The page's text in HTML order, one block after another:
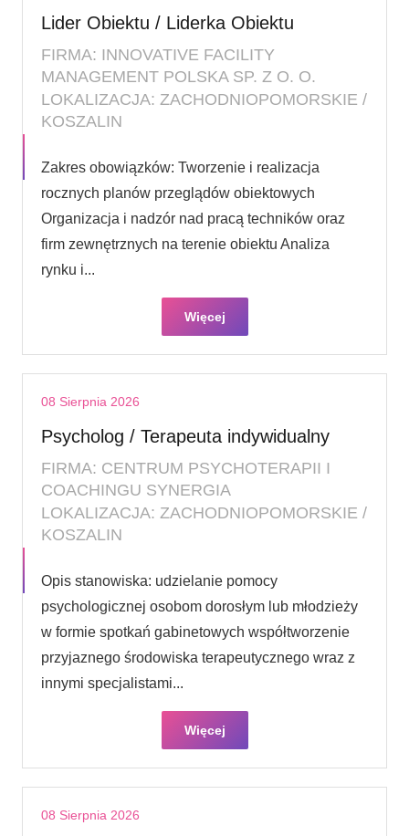
Lider Obiektu / Liderka Obiektu
FIRMA: INNOVATIVE FACILITY
MANAGEMENT POLSKA SP. Z O. O.
LOKALIZACJA: ZACHODNIOPOMORSKIE /
KOSZALIN
Zakres obowiązków: Tworzenie i realizacja
rocznych planów przeglądów obiektowych
Organizacja i nadzór nad pracą techników oraz
firm zewnętrznych na terenie obiektu Analiza
rynku i...
Więcej
08 Sierpnia 2026
Psycholog / Terapeuta indywidualny
FIRMA: CENTRUM PSYCHOTERAPII I
COACHINGU SYNERGIA
LOKALIZACJA: ZACHODNIOPOMORSKIE /
KOSZALIN
Opis stanowiska: udzielanie pomocy
psychologicznej osobom dorosłym lub młodzieży
w formie spotkań gabinetowych współtworzenie
przyjaznego środowiska terapeutycznego wraz z
innymi specjalistami...
Więcej
08 Sierpnia 2026